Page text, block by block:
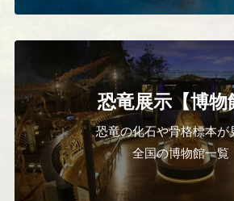
恐竜展示【博物
恐竜の化石や骨格標本が
全国の博物館一覧